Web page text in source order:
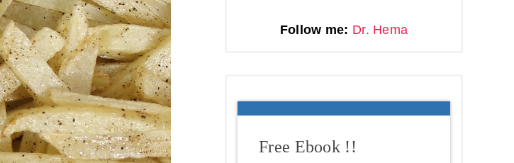
Follow me: Dr. Hema
Free Ebook !!